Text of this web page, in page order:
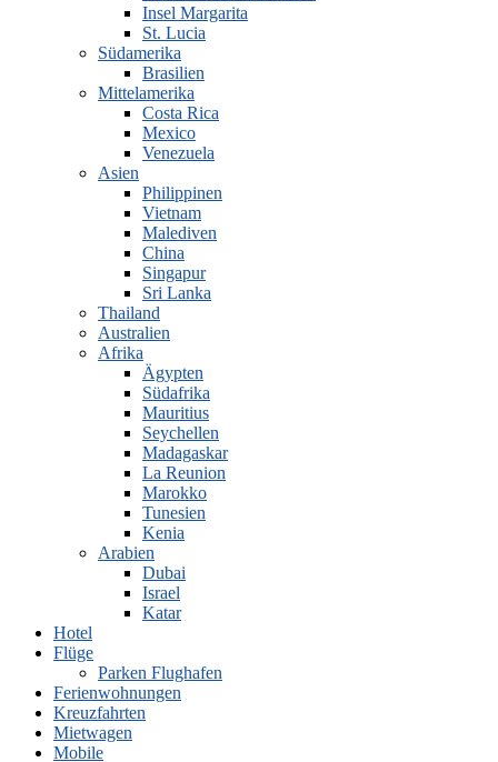
Insel Margarita
St. Lucia
Südamerika
Brasilien
Mittelamerika
Costa Rica
Mexico
Venezuela
Asien
Philippinen
Vietnam
Malediven
China
Singapur
Sri Lanka
Thailand
Australien
Afrika
Ägypten
Südafrika
Mauritius
Seychellen
Madagaskar
La Reunion
Marokko
Tunesien
Kenia
Arabien
Dubai
Israel
Katar
Hotel
Flüge
Parken Flughafen
Ferienwohnungen
Kreuzfahrten
Mietwagen
Mobile